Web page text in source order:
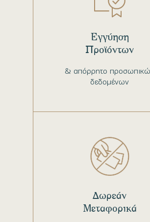
& απόρρητο
δεδομένων
Εγγύηση
Προϊόντων
Δωρεάν
Μεταφορικά